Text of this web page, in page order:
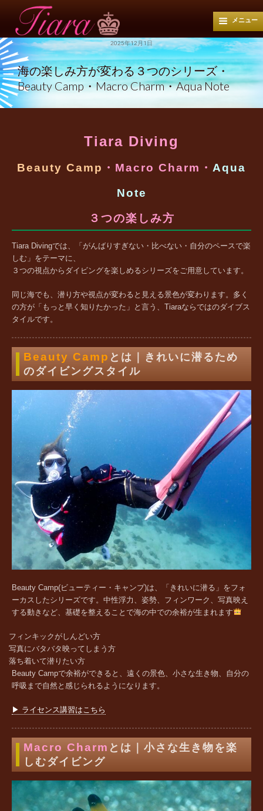
メニュー
2025年12月1日
海の楽しみ方が変わる３つのシリーズ・
Beauty Camp・Macro Charm・Aqua Note
Tiara Diving
Beauty Camp ・Macro Charm・ Aqua
Note
３つの楽しみ方
Tiara Divingでは、「がんばりすぎない・比べない・自分のペースで楽
しむ」をテーマに、
３つの視点からダイビングを楽しめるシリーズをご用意しています。
同じ海でも、潜り方や視点が変わると見える景色が変わります。多く
の方が「もっと早く知りたかった」と言う、Tiaraならではのダイブス
タイルです。
Beauty Camp とは｜きれいに潜るため
のダイビングスタイル
Beauty Camp(ビューティー・キャンプ)は、「きれいに潜る」をフォ
ーカスしたシリーズです。中性浮力、姿勢、フィンワーク、写真映え
する動きなど、基礎を整えることで海の中での余裕が生まれます
フィンキックがしんどい方
写真にバタバタ映ってしまう方
落ち着いて潜りたい方
Beauty Campで余裕ができると、遠くの景色、小さな生き物、自分の
呼吸まで自然と感じられるようになります。
▶ ライセンス講習はこちら
Macro Charm とは｜小さな生き物を楽
しむダイビング